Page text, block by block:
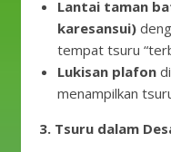
Lantai taman
karesansui)
tempat tsuru
Lukisan plafon
menampilkan
3. Tsuru dalam